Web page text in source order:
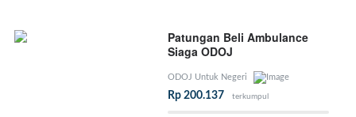
Patungan Beli Ambulance
Siaga ODOJ
ODOJ Untuk Negeri
Rp 200.137 terkumpul